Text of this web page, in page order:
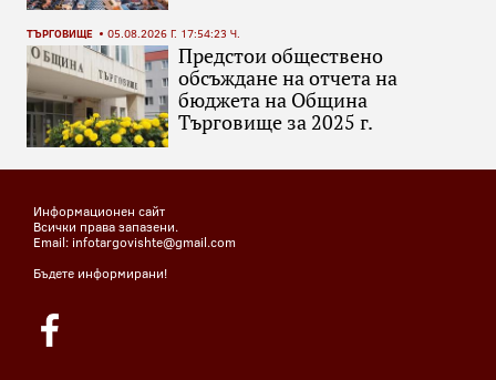
ТЪРГОВИЩЕ 05.08.2026 Г. 17:54:23 Ч.
Предстои обществено
обсъждане на отчета на
бюджета на Община
Търговище за 2025 г.
Информационен сайт
Всички права запазени.
Email: infotargovishte@gmail.com
Бъдете информирани!